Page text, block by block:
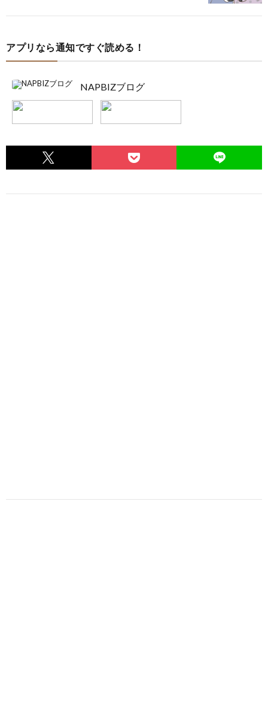
アプリなら通知ですぐ読める！
NAPBIZブログ